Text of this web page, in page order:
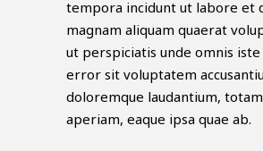
tempora incidunt ut labore et
magnam aliquam quaerat
ut perspiciatis unde omnis iste
error sit voluptatem
doloremque laudantium,
aperiam, eaque ipsa quae ab.